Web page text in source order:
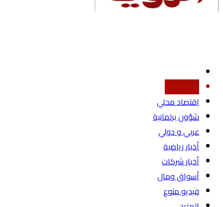
اقتصاد محلي
شؤون برلمانية
عربي و دولي
أخبار رياضية
أخبار شركات
أسواق ومال
فيديو منوع